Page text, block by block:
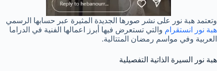
وتعتمد هبة نور على نشر صورها الجديدة المثيرة عبر حسابها الرسمي
هبة نور انستقرام والتي تستعرض فيها أبرز اعمالها الفنية في الدراما
العربية وفي مواسم رمضان المتتالية.
هبة نور السيرة الذاتية التفصيلية